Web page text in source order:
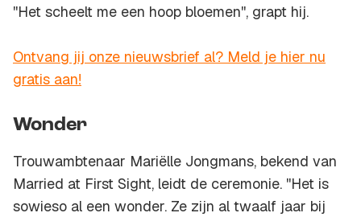
''Het scheelt me een hoop bloemen'', grapt hij.
Ontvang jij onze nieuwsbrief al? Meld je hier nu
gratis aan!
Wonder
Trouwambtenaar Mariëlle Jongmans, bekend van
Married at First Sight, leidt de ceremonie. ''Het is
sowieso al een wonder. Ze zijn al twaalf jaar bij